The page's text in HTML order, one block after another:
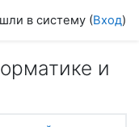
в систему (Вход)
и